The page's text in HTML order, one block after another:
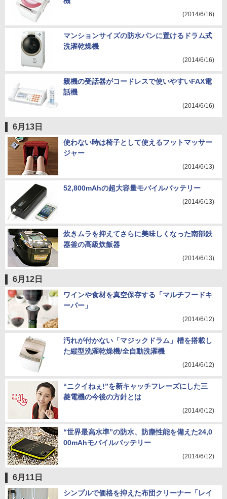
(2014/6/16)
マンションサイズの防水パンに置けるドラム式
洗濯乾燥機
(2014/6/16)
親機の受話器がコードレスで使いやすいFAX電
話機
(2014/6/16)
6月13日
使わない時は椅子として使えるフットマッサー
ジャー
(2014/6/13)
52,800mAhの超大容量モバイルバッテリー
(2014/6/13)
炊きムラを抑えてさらに美味しくなった南部鉄
器釜の高級炊飯器
(2014/6/13)
6月12日
ワインや食材を真空保存する「マルチフードキ
ーパー」
(2014/6/12)
汚れが付かない「マジックドラム」槽を搭載し
た縦型洗濯乾燥機/全自動洗濯機
(2014/6/12)
“ニクイねぇ!”を新キャッチフレーズにした三
菱電機の今後の方針とは
(2014/6/12)
“世界最高水準”の防水、防塵性能を備えた24,0
00mAhモバイルバッテリー
(2014/6/12)
6月11日
シンプルで価格を抑えた布団クリーナー「レイ